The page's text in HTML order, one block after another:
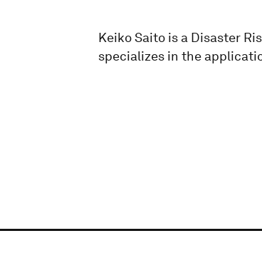
Keiko Saito is a Disaster
specializes in the